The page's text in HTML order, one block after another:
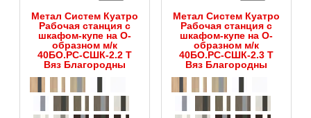
Метал Систем Куатро
Рабочая станция с
шкафом-купе на О-
образном м/к
40БО.РС-СШК-2.2 Т
Вяз Благородны
Метал Систем Куатро
Рабочая станция с
шкафом-купе на О-
образном м/к
40БО.РС-СШК-2.3 Т
Вяз Благородны